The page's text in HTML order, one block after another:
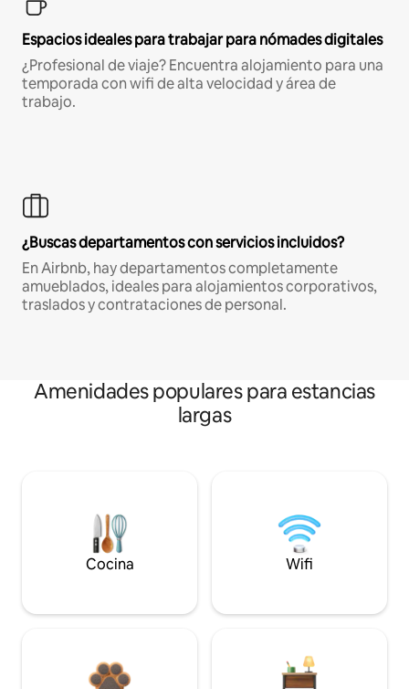
Espacios ideales para trabajar para nómades digitales
¿Profesional de viaje? Encuentra alojamiento para una
temporada con wifi de alta velocidad y área de
trabajo.
¿Buscas departamentos con servicios incluidos?
En Airbnb, hay departamentos completamente
amueblados, ideales para alojamientos corporativos,
traslados y contrataciones de personal.
Amenidades populares para estancias
largas
Cocina Wifi